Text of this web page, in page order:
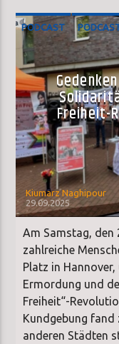
PODCAST
Freiheit-
Kiumarz Naghipour
29.09.2025
Am Samstag, den
zahlreiche
Platz in
Ermordung und
Freiheit“-
Kundgebung fand
anderen Städten